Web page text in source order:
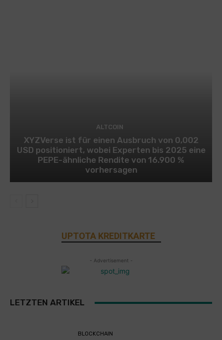
ALTCOIN
XYZVerse ist für einen Ausbruch von 0,002
USD positioniert, wobei Experten bis 2025 eine
PEPE-ähnliche Rendite von 16.900 %
vorhersagen
UPTOTA KREDITKARTE
- Advertisement -
LETZTEN ARTIKEL
BLOCKCHAIN